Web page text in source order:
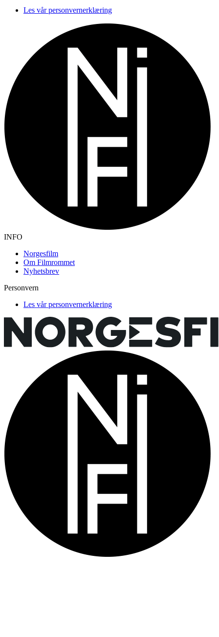
Les vår personvernerklæring
INFO
Norgesfilm
Om Filmrommet
Nyhetsbrev
Personvern
Les vår personvernerklæring